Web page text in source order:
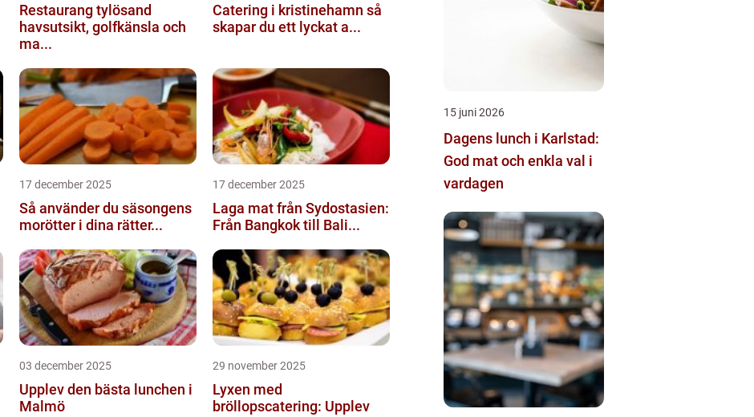
Restaurang tylösand
havsutsikt, golfkänsla och
ma...
Catering i kristinehamn så
skapar du ett lyckat a...
17 december 2025
Så använder du säsongens
morötter i dina rätter...
17 december 2025
Laga mat från Sydostasien:
Från Bangkok till Bali...
03 december 2025
Upplev den bästa lunchen i
Malmö
29 november 2025
Lyxen med
bröllopscatering: Upplev
15 juni 2026
Dagens lunch i Karlstad:
God mat och enkla val i
vardagen